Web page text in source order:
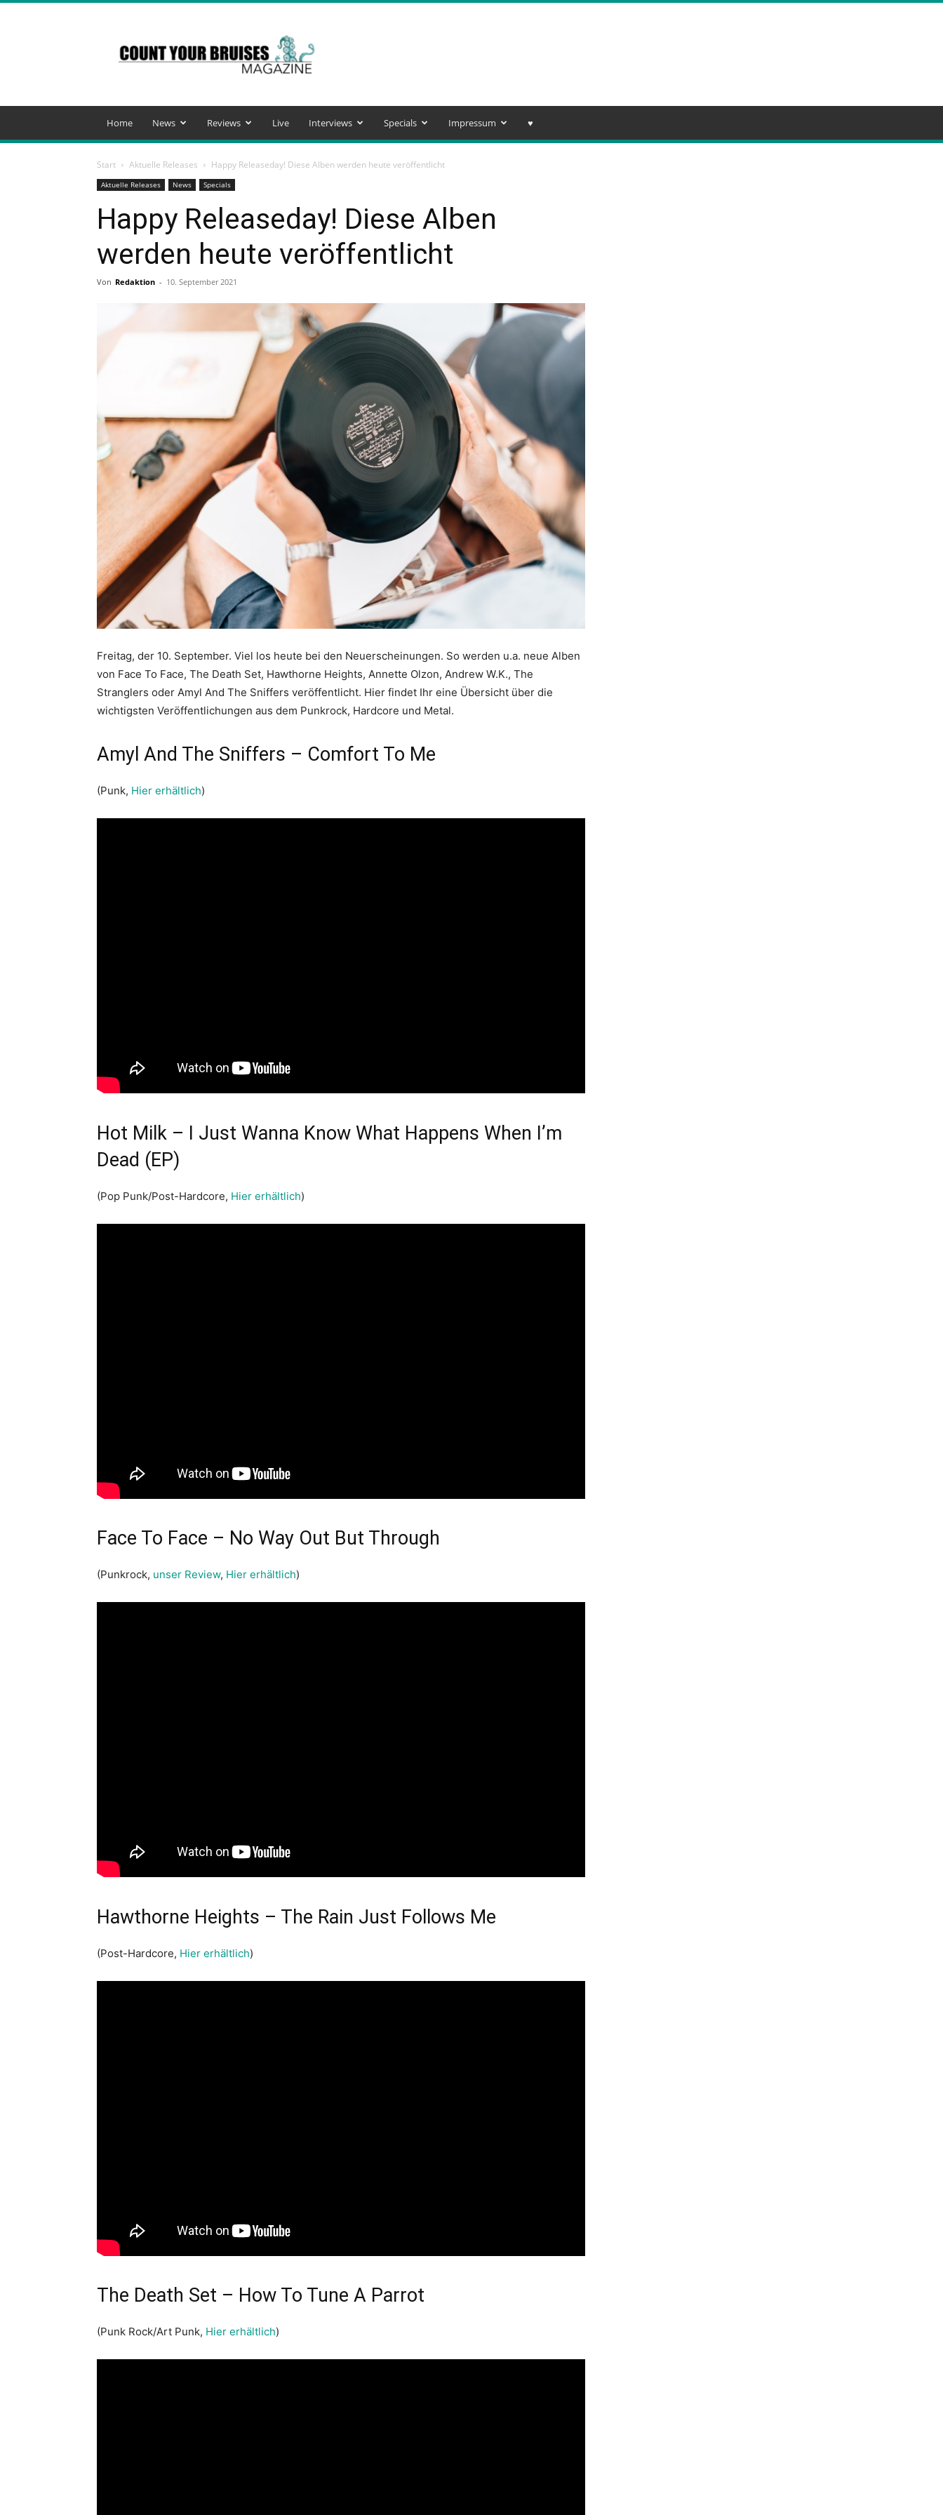
Your
Bruises
Magazine
Home News Reviews Live Interviews Specials Impressum ♥️
Start Aktuelle Releases Happy Releaseday! Diese Alben werden heute veröffentlicht
Aktuelle Releases News Specials
Happy Releaseday! Diese Alben
werden heute veröffentlicht
Von Redaktion - 10. September 2021
Freitag, der 10. September. Viel los heute bei den Neuerscheinungen. So werden u.a. neue Alben
von Face To Face, The Death Set, Hawthorne Heights, Annette Olzon, Andrew W.K., The
Stranglers oder Amyl And The Sniffers veröffentlicht. Hier findet Ihr eine Übersicht über die
wichtigsten Veröffentlichungen aus dem Punkrock, Hardcore und Metal.
Amyl And The Sniffers – Comfort To Me
(Punk, Hier erhältlich)
Hot Milk – I Just Wanna Know What Happens When I’m
Dead (EP)
(Pop Punk/Post-Hardcore, Hier erhältlich)
Face To Face – No Way Out But Through
(Punkrock, unser Review, Hier erhältlich)
Hawthorne Heights – The Rain Just Follows Me
(Post-Hardcore, Hier erhältlich)
The Death Set – How To Tune A Parrot
(Punk Rock/Art Punk, Hier erhältlich)